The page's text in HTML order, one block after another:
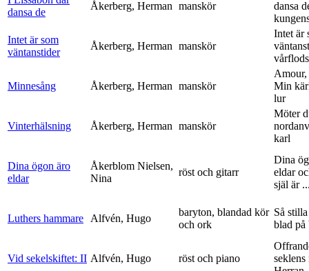
dansa de
Åkerberg, Herman manskör
dansa
Intet är som
väntanstider
Åkerberg, Herman manskör
Intet är
Minnesång Åkerberg, Herman manskör
Min
lur
Vinterhälsning Åkerberg, Herman manskör
Möter
karl
Dina ögon äro
eldar
Åkerblom Nielsen,
Nina
röst och gitarr
Dina
eldar
själ är
Luthers hammare Alfvén, Hugo
baryton, blandad kör
och ork
Så
blad på
Vid sekelskiftet: II Alfvén, Hugo röst och piano